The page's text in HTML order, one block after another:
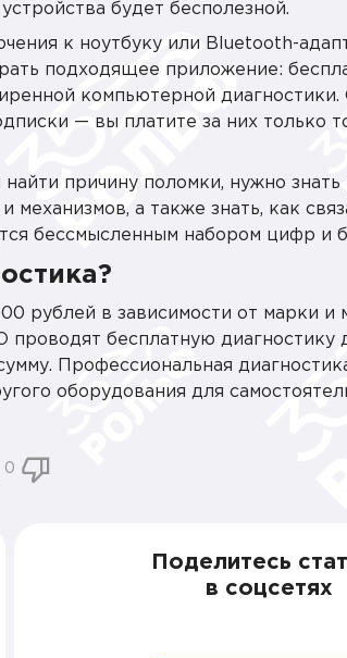
будет бесполезной.
к ноутбуку или Bluetooth-
подходящее приложение:
компьютерной
— вы платите за них только
причину поломки, нужно
механизмов, а также знать, как
бессмысленным набором цифр и
рублей в зависимости от марки и
бесплатную диагностику
Профессиональная
оборудования для
0
Поделитесь
в соцсетях